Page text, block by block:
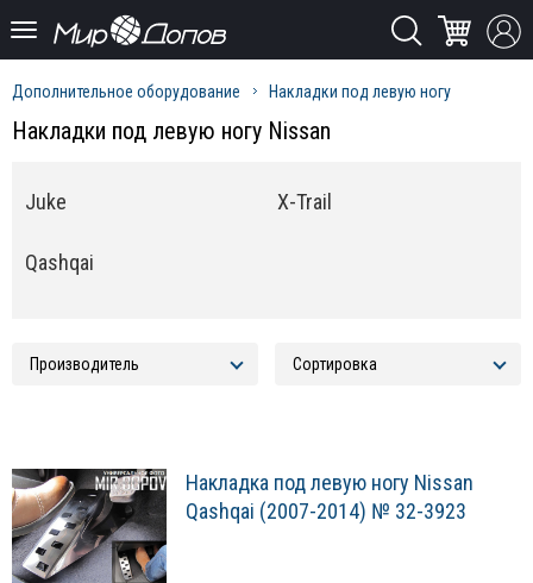
Дополнительное оборудование Накладки под левую ногу
Накладки под левую ногу Nissan
Juke
Qashqai
X-Trail
Накладка под левую ногу Nissan
Qashqai (2007-2014) № 32-3923